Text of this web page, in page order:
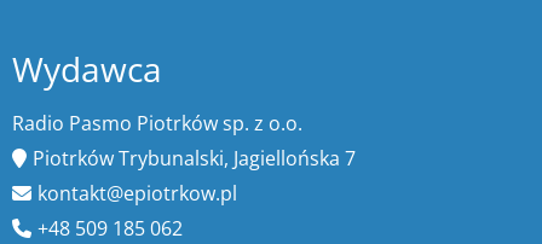
Wydawca
Radio Pasmo Piotrków sp. z o.o.
Piotrków Trybunalski, Jagiellońska 7
kontakt@epiotrkow.pl
+48 509 185 062